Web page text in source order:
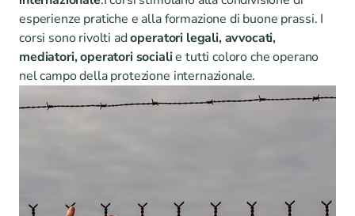
esperienze pratiche e alla formazione di buone prassi. I
corsi sono rivolti ad operatori legali, avvocati,
mediatori, operatori sociali e tutti coloro che operano
nel campo della protezione internazionale.